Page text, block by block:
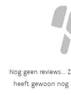
Nog geen reviews...
heeft gewoon nog